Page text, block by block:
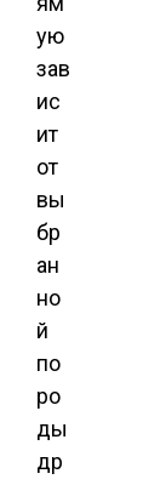
ую
зав
ис
ит
от
вы
бр
ан
но
й
по
ро
ды
др